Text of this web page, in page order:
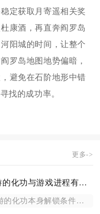
定获取月寄遥相关奖
康酒，再直奔阎罗岛
阳城的时间，让整个
罗岛地图地势偏暗，
避免在石阶地形中错
找的成功率。
更多->
乱斗西游的化功与游戏进程有关吗
乱斗西游的化功本身解锁条件不绑定主线关卡推进进度，但化功的使...